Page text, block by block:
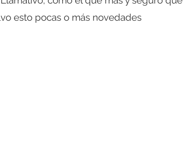
esto pocas o más novedades